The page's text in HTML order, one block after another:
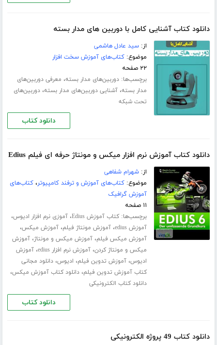
دانلود کتاب آشنایی کامل با دوربین های مدار بسته
از:سید عادل هاشمی
موضوع:کتاب‌های آموزش سخت افزار
۲۲ صفحه
برچسب‌ها:دوربین‌های مدار بسته، معرفی دوربین‌های
مدار بسته،آشنایی دوربین‌های مدار بسته،دوربین‌های
تحت شبکه
دانلود کتاب
دانلود کتاب آموزش نرم افزار میکس و مونتاژ حرفه ای فیلم Edius
از:شهرام شفاهی
موضوع:کتاب‌های آموزش و ترفند کامپیوتر،کتاب‌های
آموزش گرافیک
۱۱ صفحه
برچسب‌ها:کتاب آموزش Edius ،آموزی نرم افزار ادیوس،
آموزش edius ،آموزش مونتاژ فیلم،آموزش میکس،
آموزش میکس فیلم،آموزش میکس و مونتاژ،آموزش
میکس و مونتاژ کردن،آموزش نرم افزار edius ،آموزش
ادیوس،آموزش تدوین فیلم، ادیوس،دانلود مجانی
کتاب آموزش تدوین فیلم،دانلود کتاب آموزش میکس،
دانلود کتاب الکترونیکی
دانلود کتاب
دانلود کتاب 49 پروژه الکترونیکی